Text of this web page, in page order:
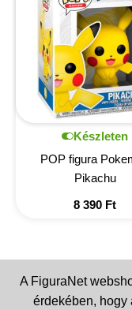
Készleten
POP figura
Pikachu
8 390 Ft
A FiguraNet
érdekében, hogy